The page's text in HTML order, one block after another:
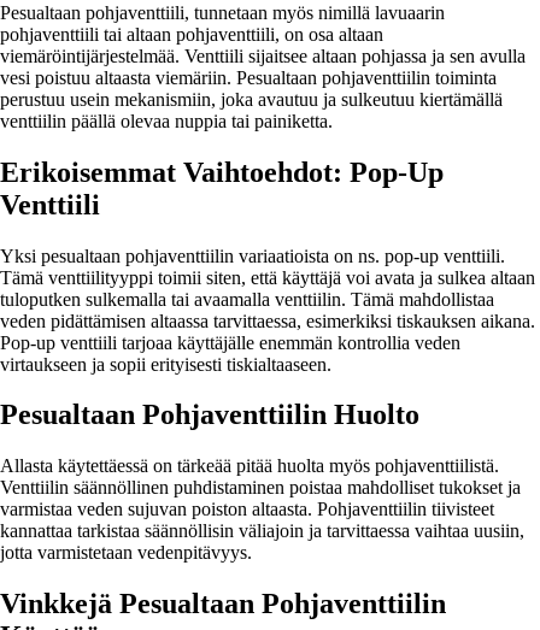
Pesualtaan pohjaventtiili, tunnetaan myös nimillä lavuaarin
pohjaventtiili tai altaan pohjaventtiili, on osa altaan
viemäröintijärjestelmää. Venttiili sijaitsee altaan pohjassa ja sen avulla
vesi poistuu altaasta viemäriin. Pesualtaan pohjaventtiilin toiminta
perustuu usein mekanismiin, joka avautuu ja sulkeutuu kiertämällä
venttiilin päällä olevaa nuppia tai painiketta.
Erikoisemmat Vaihtoehdot: Pop-Up
Venttiili
Yksi pesualtaan pohjaventtiilin variaatioista on ns. pop-up venttiili.
Tämä venttiilityyppi toimii siten, että käyttäjä voi avata ja sulkea altaan
tuloputken sulkemalla tai avaamalla venttiilin. Tämä mahdollistaa
veden pidättämisen altaassa tarvittaessa, esimerkiksi tiskauksen aikana.
Pop-up venttiili tarjoaa käyttäjälle enemmän kontrollia veden
virtaukseen ja sopii erityisesti tiskialtaaseen.
Pesualtaan Pohjaventtiilin Huolto
Allasta käytettäessä on tärkeää pitää huolta myös pohjaventtiilistä.
Venttiilin säännöllinen puhdistaminen poistaa mahdolliset tukokset ja
varmistaa veden sujuvan poiston altaasta. Pohjaventtiilin tiivisteet
kannattaa tarkistaa säännöllisin väliajoin ja tarvittaessa vaihtaa uusiin,
jotta varmistetaan vedenpitävyys.
Vinkkejä Pesualtaan Pohjaventtiilin